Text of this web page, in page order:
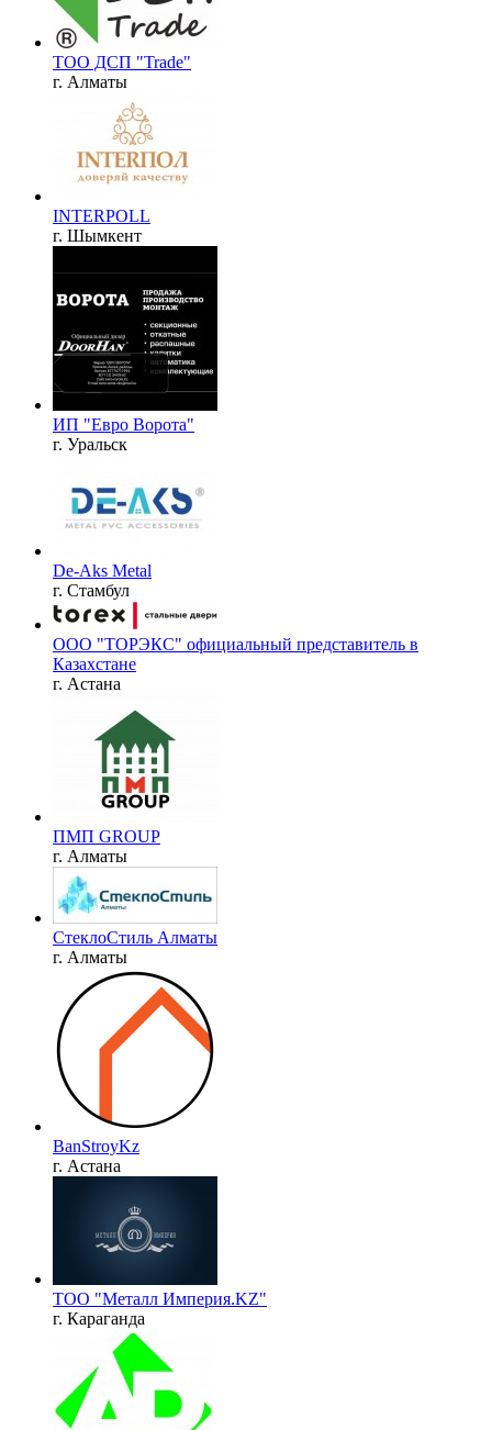
ТОО ДСП "Trade"
г. Алматы
INTERPOLL
г. Шымкент
ИП "Евро Ворота"
г. Уральск
De-Aks Metal
г. Стамбул
ООО "ТОРЭКС" официальный представитель в
Казахстане
г. Астана
ПМП GROUP
г. Алматы
СтеклоСтиль Алматы
г. Алматы
BanStroyKz
г. Астана
ТОО "Металл Империя.KZ"
г. Караганда